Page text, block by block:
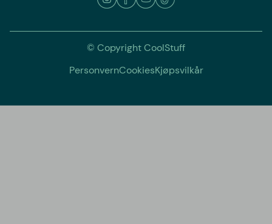
© Copyright CoolStuff
PersonvernCookiesKjøpsvilkår